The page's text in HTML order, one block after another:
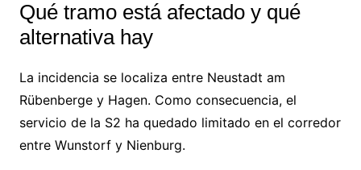
Qué tramo está afectado y qué
alternativa hay
La incidencia se localiza entre Neustadt am
Rübenberge y Hagen. Como consecuencia, el
servicio de la S2 ha quedado limitado en el corredor
entre Wunstorf y Nienburg.